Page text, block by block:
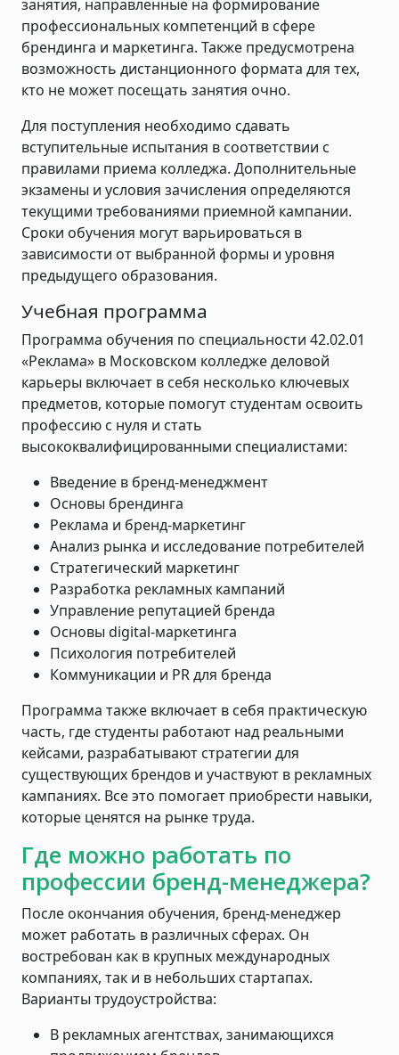
занятия, направленные на формирование
профессиональных компетенций в сфере
брендинга и маркетинга. Также предусмотрена
возможность дистанционного формата для тех,
кто не может посещать занятия очно.
Для поступления необходимо сдавать
вступительные испытания в соответствии с
правилами приема колледжа. Дополнительные
экзамены и условия зачисления определяются
текущими требованиями приемной кампании.
Сроки обучения могут варьироваться в
зависимости от выбранной формы и уровня
предыдущего образования.
Учебная программа
Программа обучения по специальности 42.02.01
«Реклама» в Московском колледже деловой
карьеры включает в себя несколько ключевых
предметов, которые помогут студентам освоить
профессию с нуля и стать
высококвалифицированными специалистами:
Введение в бренд-менеджмент
Основы брендинга
Реклама и бренд-маркетинг
Анализ рынка и исследование потребителей
Стратегический маркетинг
Разработка рекламных кампаний
Управление репутацией бренда
Основы digital-маркетинга
Психология потребителей
Коммуникации и PR для бренда
Программа также включает в себя практическую
часть, где студенты работают над реальными
кейсами, разрабатывают стратегии для
существующих брендов и участвуют в рекламных
кампаниях. Все это помогает приобрести навыки,
которые ценятся на рынке труда.
Где можно работать по
профессии бренд-менеджера?
После окончания обучения, бренд-менеджер
может работать в различных сферах. Он
востребован как в крупных международных
компаниях, так и в небольших стартапах.
Варианты трудоустройства:
В рекламных агентствах, занимающихся